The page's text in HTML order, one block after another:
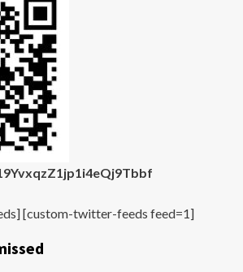
[custom-twitter-feeds feed=1]